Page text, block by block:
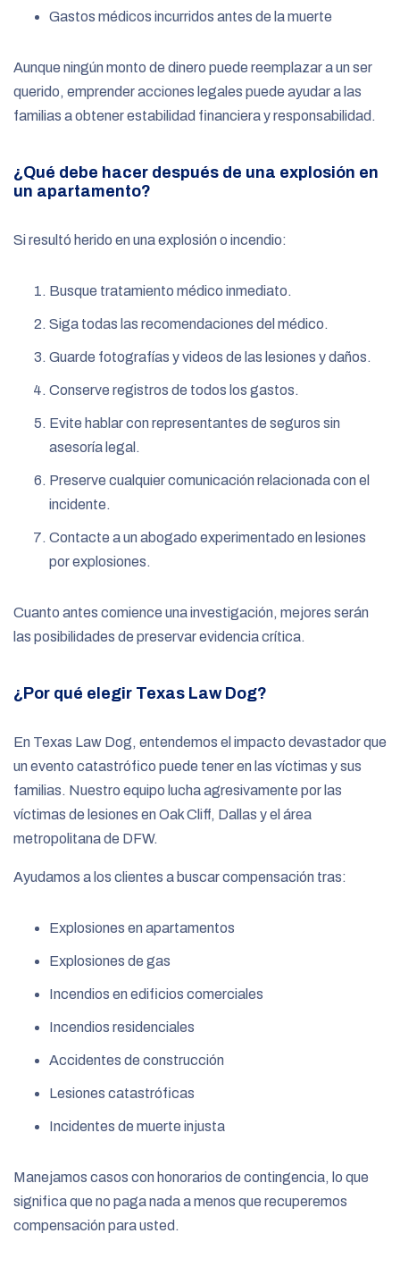
Gastos médicos incurridos antes de la muerte
Aunque ningún monto de dinero puede reemplazar a un ser
querido, emprender acciones legales puede ayudar a las
familias a obtener estabilidad financiera y responsabilidad.
¿Qué debe hacer después de una explosión en
un apartamento?
Si resultó herido en una explosión o incendio:
Busque tratamiento médico inmediato.
Siga todas las recomendaciones del médico.
Guarde fotografías y videos de las lesiones y daños.
Conserve registros de todos los gastos.
Evite hablar con representantes de seguros sin
asesoría legal.
Preserve cualquier comunicación relacionada con el
incidente.
Contacte a un abogado experimentado en lesiones
por explosiones.
Cuanto antes comience una investigación, mejores serán
las posibilidades de preservar evidencia crítica.
¿Por qué elegir Texas Law Dog?
En Texas Law Dog, entendemos el impacto devastador que
un evento catastrófico puede tener en las víctimas y sus
familias. Nuestro equipo lucha agresivamente por las
víctimas de lesiones en Oak Cliff, Dallas y el área
metropolitana de DFW.
Ayudamos a los clientes a buscar compensación tras:
Explosiones en apartamentos
Explosiones de gas
Incendios en edificios comerciales
Incendios residenciales
Accidentes de construcción
Lesiones catastróficas
Incidentes de muerte injusta
Manejamos casos con honorarios de contingencia, lo que
significa que no paga nada a menos que recuperemos
compensación para usted.